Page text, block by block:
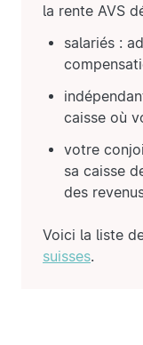
la rente AVS
salariés :
caisse où
votre
sa caisse
des
Voici la liste
suisses.